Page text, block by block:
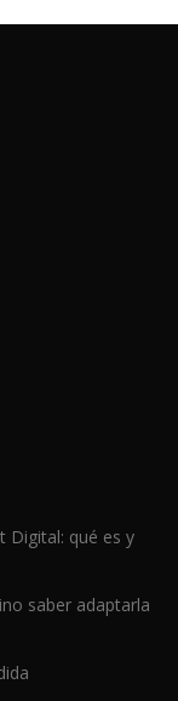
Digital: qué es y
saber adaptarla